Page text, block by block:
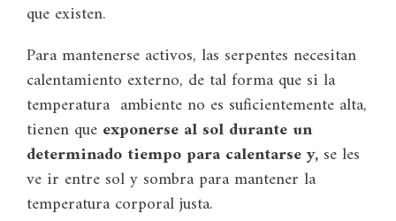
que existen.
Para mantenerse activos, las serpentes necesitan
calentamiento externo, de tal forma que si la
temperatura ambiente no es suficientemente alta,
tienen que exponerse al sol durante un
determinado tiempo para calentarse y, se les
ve ir entre sol y sombra para mantener la
temperatura corporal justa.